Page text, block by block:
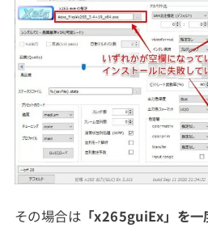
その場合は「x265guiEx」を一